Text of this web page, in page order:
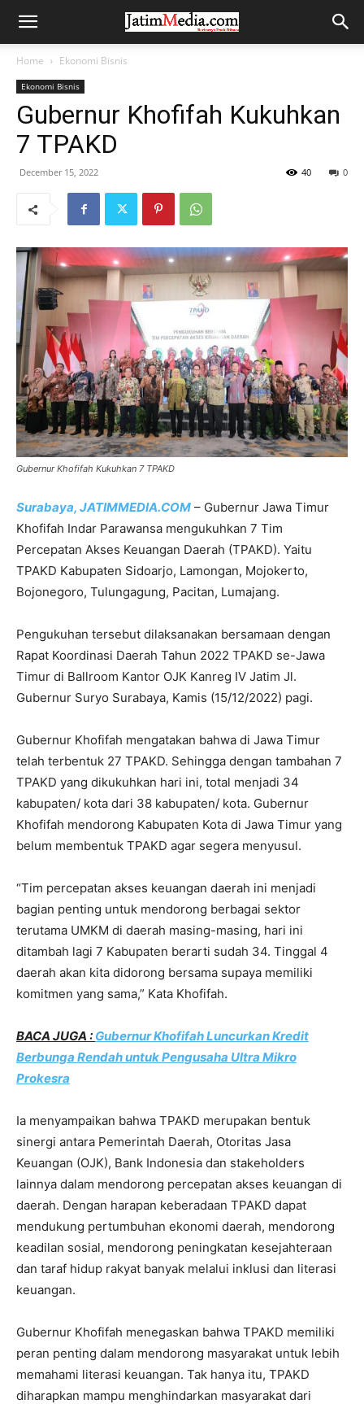
Home Ekonomi Bisnis
Ekonomi Bisnis
Gubernur Khofifah Kukuhkan
7 TPAKD
December 15, 2022 0
40
Gubernur Khofifah Kukuhkan 7 TPAKD
Surabaya, JATIMMEDIA.COM – Gubernur Jawa Timur
Khofifah Indar Parawansa mengukuhkan 7 Tim
Percepatan Akses Keuangan Daerah (TPAKD). Yaitu
TPAKD Kabupaten Sidoarjo, Lamongan, Mojokerto,
Bojonegoro, Tulungagung, Pacitan, Lumajang.
Pengukuhan tersebut dilaksanakan bersamaan dengan
Rapat Koordinasi Daerah Tahun 2022 TPAKD se-Jawa
Timur di Ballroom Kantor OJK Kanreg IV Jatim Jl.
Gubernur Suryo Surabaya, Kamis (15/12/2022) pagi.
Gubernur Khofifah mengatakan bahwa di Jawa Timur
telah terbentuk 27 TPAKD. Sehingga dengan tambahan 7
TPAKD yang dikukuhkan hari ini, total menjadi 34
kabupaten/ kota dari 38 kabupaten/ kota. Gubernur
Khofifah mendorong Kabupaten Kota di Jawa Timur yang
belum membentuk TPAKD agar segera menyusul.
“Tim percepatan akses keuangan daerah ini menjadi
bagian penting untuk mendorong berbagai sektor
terutama UMKM di daerah masing-masing, hari ini
ditambah lagi 7 Kabupaten berarti sudah 34. Tinggal 4
daerah akan kita didorong bersama supaya memiliki
komitmen yang sama,” Kata Khofifah.
BACA JUGA : Gubernur Khofifah Luncurkan Kredit
Berbunga Rendah untuk Pengusaha Ultra Mikro
Prokesra
Ia menyampaikan bahwa TPAKD merupakan bentuk
sinergi antara Pemerintah Daerah, Otoritas Jasa
Keuangan (OJK), Bank Indonesia dan stakeholders
lainnya dalam mendorong percepatan akses keuangan di
daerah. Dengan harapan keberadaan TPAKD dapat
mendukung pertumbuhan ekonomi daerah, mendorong
keadilan sosial, mendorong peningkatan kesejahteraan
dan taraf hidup rakyat banyak melalui inklusi dan literasi
keuangan.
Gubernur Khofifah menegaskan bahwa TPAKD memiliki
peran penting dalam mendorong masyarakat untuk lebih
memahami literasi keuangan. Tak hanya itu, TPAKD
diharapkan mampu menghindarkan masyarakat dari